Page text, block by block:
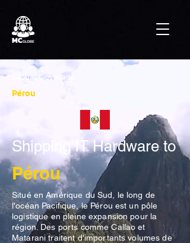
Global Coverage /
Pérou
Shipping IT Hardware to
Pérou
Situé en Amérique du Sud, le long de
l'océan Pacifique, le Pérou est un pôle
logistique en pleine expansion pour la
région. Des ports comme Callao et
Matarani traitent d'importants volumes de